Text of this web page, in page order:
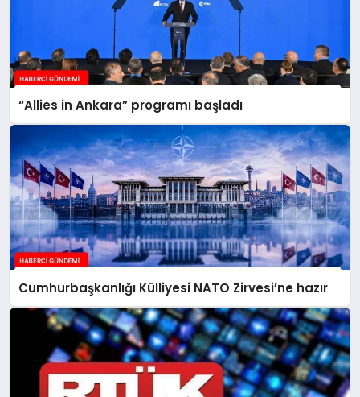
“Allies in Ankara” programı başladı
Cumhurbaşkanlığı Külliyesi NATO Zirvesi’ne hazır